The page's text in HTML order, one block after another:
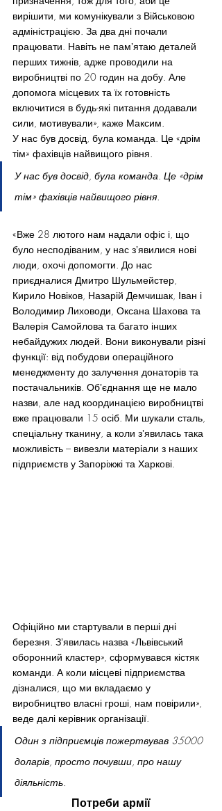
вирішити, ми комунікували з Військовою
адміністрацією. За два дні почали
працювати. Навіть не памʼятаю деталей
перших тижнів, адже проводили на
виробництві по 20 годин на добу. Але
допомога місцевих та їх готовність
включитися в будь-які питання додавали
сили, мотивували», каже Максим.
У нас був досвід, була команда. Це «дрім
тім» фахівців найвищого рівня.
У нас був досвід, була команда. Це «дрім
тім» фахівців найвищого рівня.
«Вже 28 лютого нам надали офіс і, що
було несподіваним, у нас зʼявилися нові
люди, охочі допомогти. До нас
приєдналися Дмитро Шульмейстер,
Кирило Новіков, Назарій Демчишак, Іван і
Володимир Лиховоди, Оксана Шахова та
Валерія Самойлова та багато інших
небайдужих людей. Вони виконували різні
функції: від побудови операційного
менеджменту до залучення донаторів та
постачальників. Обʼєднання ще не мало
назви, але над координацією виробництві
вже працювали 15 осіб. Ми шукали сталь,
спеціальну тканину, а коли зʼявилась така
можливість – вивезли матеріали з наших
підприємств у Запоріжжі та Харкові.
Офіційно ми стартували в перші дні
березня. Зʼявилась назва «Львівський
оборонний кластер», сформувався кістяк
команди. А коли місцеві підприємства
дізналися, що ми вкладаємо у
виробництво власні гроші, нам повірили»,
веде далі керівник організації.
Один з підприємців пожертвував 35000
доларів, просто почувши, про нашу
діяльність.
Потреби армії